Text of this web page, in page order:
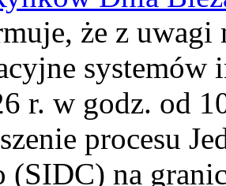
że z uwagi
r. w godz. od
procesu
(SIDC) na